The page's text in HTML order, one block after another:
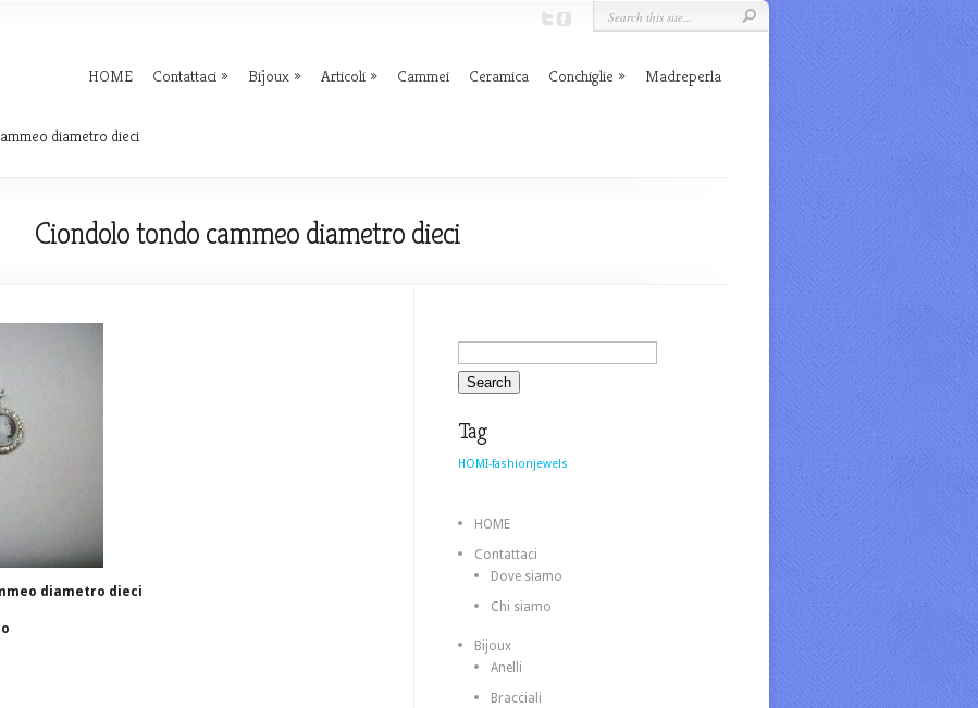
HOME Contattaci Bijoux Articoli Cammei Ceramica Conchiglie Madreperla
diametro dieci
Ciondolo tondo cammeo diametro dieci
diametro dieci
Tag
HOMI-fashionjewels
HOME
Contattaci
Dove siamo
Chi siamo
Bijoux
Anelli
Bracciali